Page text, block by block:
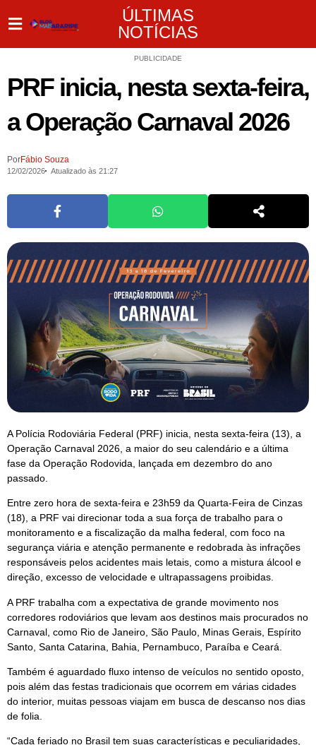
ÚLTIMAS
NOTÍCIAS
PUBLICIDADE
PRF inicia, nesta sexta-feira,
a Operação Carnaval 2026
PorFábio Souza
12/02/2026 Atualizado às 21:27
A Polícia Rodoviária Federal (PRF) inicia, nesta sexta-feira (13), a
Operação Carnaval 2026, a maior do seu calendário e a última
fase da Operação Rodovida, lançada em dezembro do ano
passado.
Entre zero hora de sexta-feira e 23h59 da Quarta-Feira de Cinzas
(18), a PRF vai direcionar toda a sua força de trabalho para o
monitoramento e a fiscalização da malha federal, com foco na
segurança viária e atenção permanente e redobrada às infrações
responsáveis pelos acidentes mais letais, como a mistura álcool e
direção, excesso de velocidade e ultrapassagens proibidas.
A PRF trabalha com a expectativa de grande movimento nos
corredores rodoviários que levam aos destinos mais procurados no
Carnaval, como Rio de Janeiro, São Paulo, Minas Gerais, Espírito
Santo, Santa Catarina, Bahia, Pernambuco, Paraíba e Ceará.
Também é aguardado fluxo intenso de veículos no sentido oposto,
pois além das festas tradicionais que ocorrem em várias cidades
do interior, muitas pessoas viajam em busca de descanso nos dias
de folia.
“Cada feriado no Brasil tem suas características e peculiaridades,